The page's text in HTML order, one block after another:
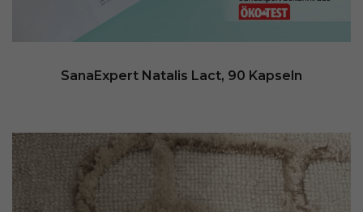
SanaExpert Natalis Lact, 90 Kapseln